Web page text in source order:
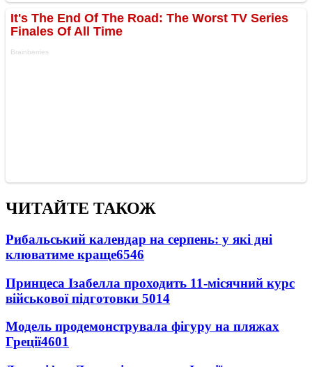
ЧИТАЙТЕ ТАКОЖ
Рибальський календар на серпень: у які дні
клюватиме краще6546
Принцеса Ізабелла проходить 11-місячний курс
військової підготовки 5014
Модель продемонструвала фігуру на пляжах
Греції4601